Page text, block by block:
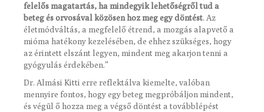
felelős magatartás, ha mindegyik lehetőségről tud a
beteg és orvosával közösen hoz meg egy döntést. Az
életmódváltás, a megfelelő étrend, a mozgás alapvető a
mióma hatékony kezelésében, de ehhez szükséges, hogy
az érintett elszánt legyen, mindent meg akarjon tenni a
gyógyulás érdekében.”
Dr. Almási Kitti erre reflektálva kiemelte, valóban
mennyire fontos, hogy egy beteg megpróbáljon mindent,
és végül ő hozza meg a végső döntést a továbblépést